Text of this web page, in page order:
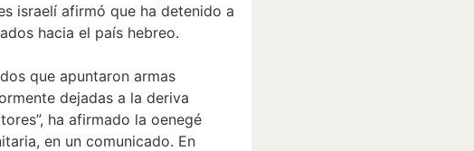
israelí afirmó que ha detenido a
hacia el país hebreo.
que apuntaron armas
dejadas a la deriva
ha afirmado la oenegé
en un comunicado. En